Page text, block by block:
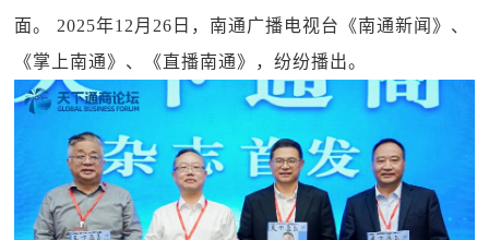
面。
2025年12月26日，南通广播电视台《南通新闻》、
《掌上南通》、《直播南通》，纷纷播出。